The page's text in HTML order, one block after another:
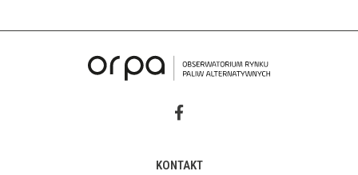
KONTAKT